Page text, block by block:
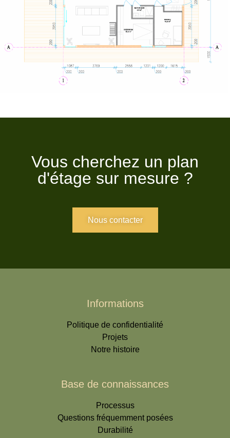
Vous cherchez un plan
d'étage sur mesure ?
Nous contacter
Informations
Politique de confidentialité
Projets
Notre histoire
Base de connaissances
Processus
Questions fréquemment posées
Durabilité